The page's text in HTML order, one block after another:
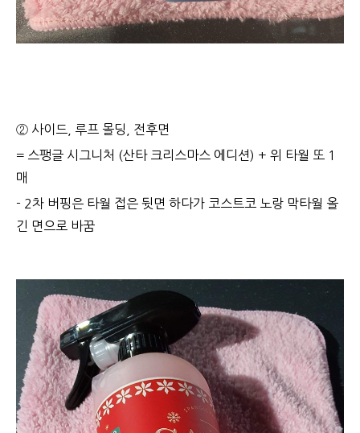
② 사이드, 루프 몰딩, 전후면
= 스팽글 시그니처 (산타 크리스마스 에디션) + 위 타월 또 1
매
- 2차 버핑은 타월 접은 뒷면 하다가 코스트코 노랑 막타월 올
긴 면으로 바꿈